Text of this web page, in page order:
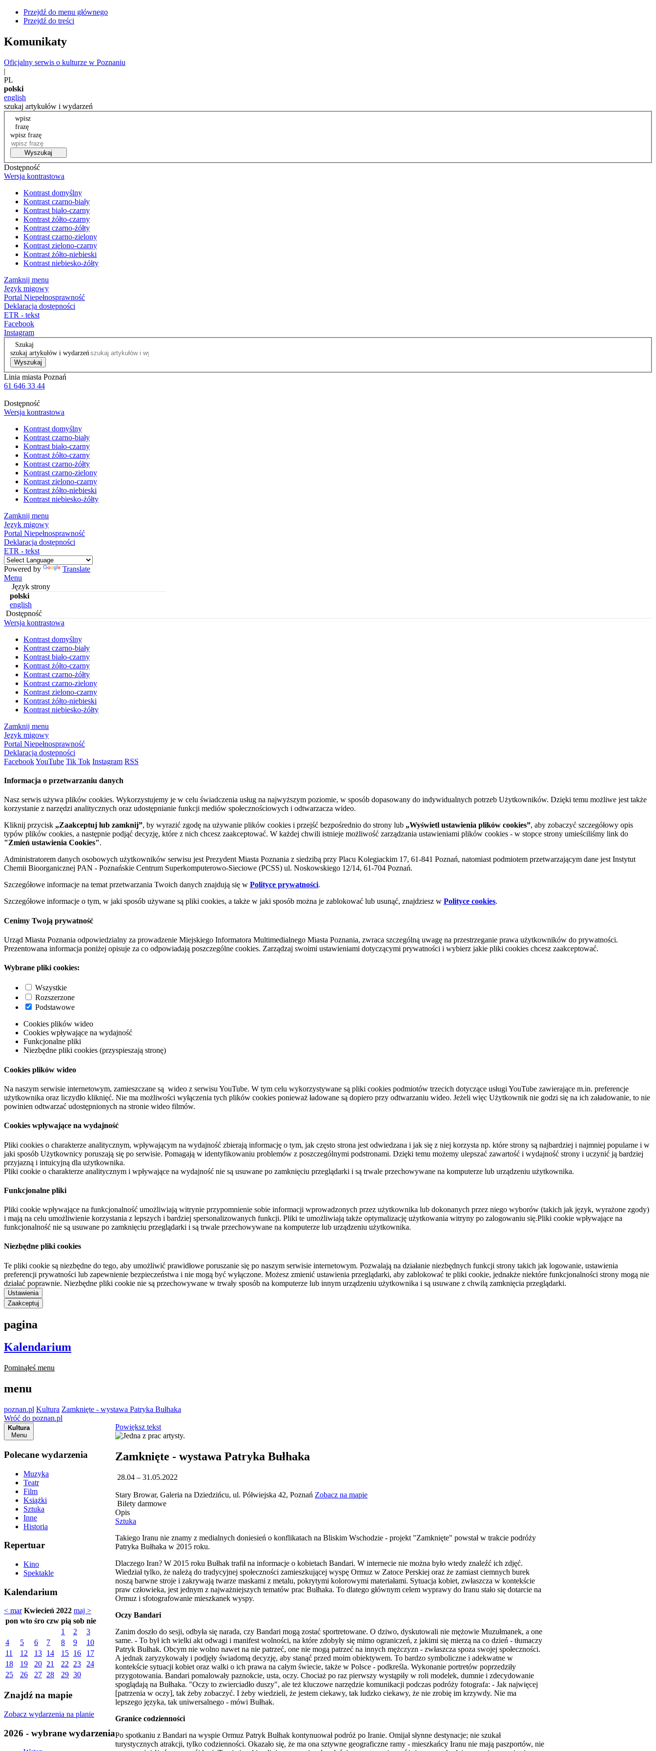
Przejdź do menu głównego
Przejdź do treści
Komunikaty
Oficjalny serwis o kulturze w Poznaniu
|
PL
polski
english
szukaj artykułów i wydarzeń
wpisz
frazę
wpisz frazę
Wyszukaj
Dostępność
Wersja kontrastowa
Kontrast domyślny
Kontrast czarno-biały
Kontrast biało-czarny
Kontrast żółto-czarny
Kontrast czarno-żółty
Kontrast czarno-zielony
Kontrast zielono-czarny
Kontrast żółto-niebieski
Kontrast niebiesko-żółty
Zamknij menu
Język migowy
Portal Niepełnosprawność
Deklaracja dostępności
ETR - tekst
Facebook
Instagram
Szukaj
szukaj artykułów i wydarzeń
Wyszukaj
Linia miasta Poznań
61 646 33 44
Dostępność
Wersja kontrastowa
Kontrast domyślny
Kontrast czarno-biały
Kontrast biało-czarny
Kontrast żółto-czarny
Kontrast czarno-żółty
Kontrast czarno-zielony
Kontrast zielono-czarny
Kontrast żółto-niebieski
Kontrast niebiesko-żółty
Zamknij menu
Język migowy
Portal Niepełnosprawność
Deklaracja dostępności
ETR - tekst
Powered by
Translate
Menu
Język strony
polski
english
Dostępność
Wersja kontrastowa
Kontrast domyślny
Kontrast czarno-biały
Kontrast biało-czarny
Kontrast żółto-czarny
Kontrast czarno-żółty
Kontrast czarno-zielony
Kontrast zielono-czarny
Kontrast żółto-niebieski
Kontrast niebiesko-żółty
Zamknij menu
Język migowy
Portal Niepełnosprawność
Deklaracja dostępności
FacebookYouTube Tik Tok Instagram RSS
Informacja o przetwarzaniu danych
Nasz serwis używa plików cookies. Wykorzystujemy je w celu świadczenia usług na najwyższym poziomie, w sposób dopasowany do indywidualnych potrzeb Użytkowników. Dzięki temu możliwe jest także
korzystanie z narzędzi analitycznych oraz udostępnianie funkcji mediów społecznościowych i odtwarzacza wideo.
Kliknij przycisk „Zaakceptuj lub zamknij”, by wyrazić zgodę na używanie plików cookies i przejść bezpośrednio do strony lub „Wyświetl ustawienia plików cookies”, aby zobaczyć szczegółowy opis
typów plików cookies, a następnie podjąć decyzję, które z nich chcesz zaakceptować. W każdej chwili istnieje możliwość zarządzania ustawieniami plików cookies - w stopce strony umieściliśmy link do
"Zmień ustawienia Cookies".
Administratorem danych osobowych użytkowników serwisu jest Prezydent Miasta Poznania z siedzibą przy Placu Kolegiackim 17, 61-841 Poznań, natomiast podmiotem przetwarzającym dane jest Instytut
Chemii Bioorganicznej PAN - Poznańskie Centrum Superkomputerowo-Sieciowe (PCSS) ul. Noskowskiego 12/14, 61-704 Poznań.
Szczegółowe informacje na temat przetwarzania Twoich danych znajdują się w Polityce prywatności.
Szczegółowe informacje o tym, w jaki sposób używane są pliki cookies, a także w jaki sposób można je zablokować lub usunąć, znajdziesz w Polityce cookies.
Cenimy Twoją prywatność
Urząd Miasta Poznania odpowiedzialny za prowadzenie Miejskiego Informatora Multimedialnego Miasta Poznania, zwraca szczególną uwagę na przestrzeganie prawa użytkowników do prywatności.
Prezentowana informacja poniżej opisuje za co odpowiadają poszczególne cookies. Zarządzaj swoimi ustawieniami dotyczącymi prywatności i wybierz jakie pliki cookies chcesz zaakceptować.
Wybrane pliki cookies:
Wszystkie
Rozszerzone
Podstawowe
Cookies plików wideo
Cookies wpływające na wydajność
Funkcjonalne pliki
Niezbędne pliki cookies (przyspieszają stronę)
Cookies plików wideo
Na naszym serwisie internetowym, zamieszczane są wideo z serwisu YouTube. W tym celu wykorzystywane są pliki cookies podmiotów trzecich dotyczące usługi YouTube zawierające m.in. preferencje
użytkownika oraz liczydło kliknięć. Nie ma możliwości wyłączenia tych plików cookies ponieważ ładowane są dopiero przy odtwarzaniu wideo. Jeżeli więc Użytkownik nie godzi się na ich załadowanie, to nie
powinien odtwarzać udostępnionych na stronie wideo filmów.
Cookies wpływające na wydajność
Pliki cookies o charakterze analitycznym, wpływającym na wydajność zbierają informację o tym, jak często strona jest odwiedzana i jak się z niej korzysta np. które strony są najbardziej i najmniej popularne i w
jaki sposób Użytkownicy poruszają się po serwisie. Pomagają w identyfikowaniu problemów z poszczególnymi podstronami. Dzięki temu możemy ulepszać zawartość i wydajność strony i uczynić ją bardziej
przyjazną i intuicyjną dla użytkownika.
Pliki cookie o charakterze analitycznym i wpływające na wydajność nie są usuwane po zamknięciu przeglądarki i są trwale przechowywane na komputerze lub urządzeniu użytkownika.
Funkcjonalne pliki
Pliki cookie wpływające na funkcjonalność umożliwiają witrynie przypomnienie sobie informacji wprowadzonych przez użytkownika lub dokonanych przez niego wyborów (takich jak język, wyrażone zgody)
i mają na celu umożliwienie korzystania z lepszych i bardziej spersonalizowanych funkcji. Pliki te umożliwiają także optymalizację użytkowania witryny po zalogowaniu się.Pliki cookie wpływające na
funkcjonalność nie są usuwane po zamknięciu przeglądarki i są trwale przechowywane na komputerze lub urządzeniu użytkownika.
Niezbędne pliki cookies
Te pliki cookie są niezbędne do tego, aby umożliwić prawidłowe poruszanie się po naszym serwisie internetowym. Pozwalają na działanie niezbędnych funkcji strony takich jak logowanie, ustawienia
preferencji prywatności lub zapewnienie bezpieczeństwa i nie mogą być wyłączone. Możesz zmienić ustawienia przeglądarki, aby zablokować te pliki cookie, jednakże niektóre funkcjonalności strony mogą nie
działać poprawnie. Niezbędne pliki cookie nie są przechowywane w trwały sposób na komputerze lub innym urządzeniu użytkownika i są usuwane z chwilą zamknięcia przeglądarki.
Ustawienia
Zaakceptuj
pagina
Kalendarium
Pominąłeś menu
menu
poznan.pl Kultura Zamknięte - wystawa Patryka Bułhaka
Wróć do poznan.pl
Kultura
Menu
Polecane wydarzenia
Muzyka
Teatr
Film
Książki
Sztuka
Inne
Historia
Repertuar
Kino
Spektakle
Kalendarium
< mar Kwiecień 2022 maj >
pon wto śro czw pią sob nie
1
2
3
4
5 6 7 8 9
10
11
12 13 14 15 16
17
18
19 20 21 22 23
24
25
26 27 28 29 30
Znajdź na mapie
Zobacz wydarzenia na planie
2026 - wybrane wydarzenia
Powiększ tekst
Zamknięte - wystawa Patryka Bułhaka
28.04 – 31.05.2022
Stary Browar, Galeria na Dziedzińcu, ul. Półwiejska 42, Poznań Zobacz na mapie
Bilety darmowe
Opis
Sztuka
Takiego Iranu nie znamy z medialnych doniesień o konflikatach na Bliskim Wschodzie - projekt "Zamknięte" powstał w trakcie podróży
Patryka Bułhaka w 2015 roku.
Dlaczego Iran? W 2015 roku Bułhak trafił na informacje o kobietach Bandari. W internecie nie można było wtedy znaleźć ich zdjęć.
Wiedział tylko, że należą do tradycyjnej społeczności zamieszkującej wyspę Ormuz w Zatoce Perskiej oraz że zamiast ciemnych burek
noszą barwne stroje i zakrywają twarze maskami z metalu, pokrytymi kolorowymi materiałami. Sytuacja kobiet, zwłaszcza w kontekście
praw człowieka, jest jednym z najważniejszych tematów prac Bułhaka. To dlatego głównym celem wyprawy do Iranu stało się dotarcie na
Ormuz i sfotografowanie mieszkanek wyspy.
Oczy Bandari
Zanim doszło do sesji, odbyła się narada, czy Bandari mogą zostać sportretowane. O dziwo, dyskutowali nie mężowie Muzułmanek, a one
same. - To był ich wielki akt odwagi i manifest wolności, na które zdobyły się mimo ograniczeń, z jakimi się mierzą na co dzień - tłumaczy
Patryk Bułhak. Obcym nie wolno nawet na nie patrzeć, one nie mogą patrzeć na innych mężczyzn - zwłaszcza spoza swojej społeczności.
A jednak zaryzykowały i podjęły świadomą decyzję, aby stanąć przed moim obiektywem. To bardzo symboliczne i adekwatne w
kontekście sytuacji kobiet oraz walki o ich prawa na całym świecie, także w Polsce - podkreśla. Wykonanie portretów poprzedziły
przygotowania. Bandari pomalowały paznokcie, usta, oczy. Chociaż po raz pierwszy wystąpiły w roli modelek, dumnie i zdecydowanie
spoglądają na Bułhaka. "Oczy to zwierciadło duszy", ale też kluczowe narzędzie komunikacji podczas podróży fotografa: - Jak najwięcej
[patrzenia w oczy], tak żeby zobaczyć. I żeby wiedzieli, że jestem ciekawy, tak ludzko ciekawy, że nie zrobię im krzywdy. Nie ma
lepszego języka, tak uniwersalnego - mówi Bułhak.
Granice codzienności
Po spotkaniu z Bandari na wyspie Ormuz Patryk Bułhak kontynuował podróż po Iranie. Omijał słynne destynacje; nie szukał
turystycznych atrakcji, tylko codzienności. Okazało się, że ma ona sztywne geograficzne ramy - mieszkańcy Iranu nie mają paszportów, nie